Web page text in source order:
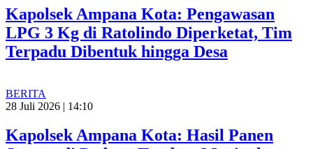
Kapolsek Ampana Kota: Pengawasan
LPG 3 Kg di Ratolindo Diperketat, Tim
Terpadu Dibentuk hingga Desa
BERITA
28 Juli 2026 | 14:10
Kapolsek Ampana Kota: Hasil Panen